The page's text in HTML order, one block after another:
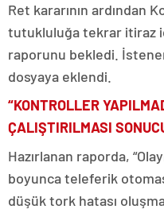
Ret kararının ardından
tutukluluğa tekrar itiraz
raporunu bekledi.
dosyaya eklendi.
“KONTROLLER
ÇALIŞTIRILMASI
Hazırlanan raporda,
boyunca teleferik
düşük tork hatası